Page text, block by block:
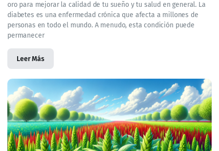
oro para mejorar la calidad de tu sueño y tu salud en general. La
diabetes es una enfermedad crónica que afecta a millones de
personas en todo el mundo. A menudo, esta condición puede
permanecer
Leer Más